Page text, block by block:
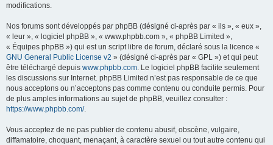
modifications.
Nos forums sont développés par phpBB (désigné ci-après par « ils », « eux »,
« leur », « logiciel phpBB », « www.phpbb.com », « phpBB Limited »,
« Équipes phpBB ») qui est un script libre de forum, déclaré sous la licence «
GNU General Public License v2 » (désigné ci-après par « GPL ») et qui peut
être téléchargé depuis www.phpbb.com. Le logiciel phpBB facilite seulement
les discussions sur Internet. phpBB Limited n’est pas responsable de ce que
nous acceptons ou n’acceptons pas comme contenu ou conduite permis. Pour
de plus amples informations au sujet de phpBB, veuillez consulter :
https://www.phpbb.com/.
Vous acceptez de ne pas publier de contenu abusif, obscène, vulgaire,
diffamatoire, choquant, menaçant, à caractère sexuel ou tout autre contenu qui